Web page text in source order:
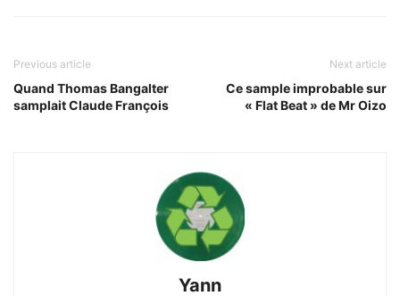
Previous article
Quand Thomas Bangalter
samplait Claude François
Next article
Ce sample improbable sur
« Flat Beat » de Mr Oizo
Yann